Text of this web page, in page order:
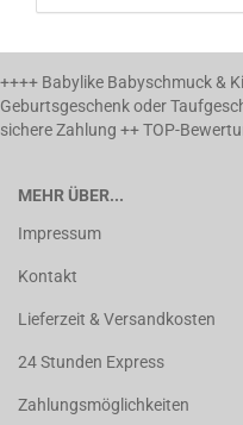
++++ Babylike Babyschmuck &
Geburtsgeschenk oder
sichere Zahlung ++ TOP-
MEHR ÜBER...
Impressum
Kontakt
Lieferzeit & Versandkosten
24 Stunden Express
Zahlungsmöglichkeiten